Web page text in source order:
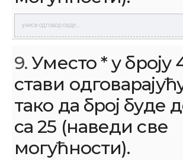
9.Уместо * у броју
стави
тако да број буде
са 25 (наведи све
могућности).